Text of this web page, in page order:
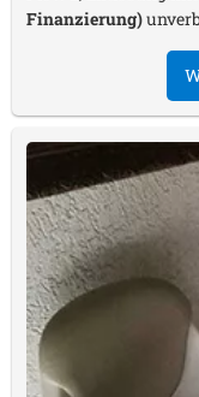
Finanzierung)